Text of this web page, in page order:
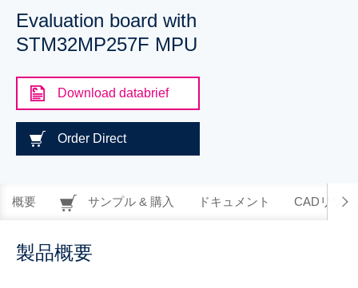
Evaluation board with
STM32MP257F MPU
Download databrief
Order Direct
概要 サンプル & 購入 ドキュメント CADリソー
製品概要